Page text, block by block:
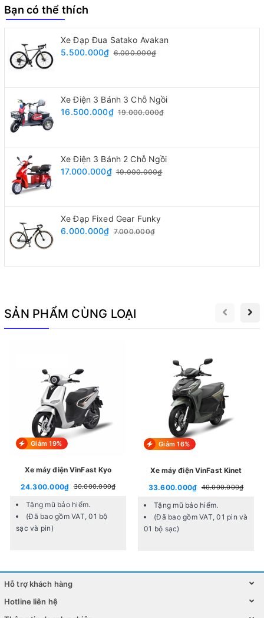
Với bình điện dung lượng lớn,xe đạp điện m133
tượng của sự đẳng cấp và thời trang. Đặc biệt, khả năng di
chuyển lên đến 50km chỉ từ một lần sạc làm cho nó trở
Review Chi Tiết về Xe Đạp Điện M133
Nếu bạn muốn biết thêm về trải nghiệm sử dụng
Bạn có thể thích
Xe Đạp Đua Satako Avakan
5.500.000₫ 6.000.000₫
Xe Điện 3 Bánh 3 Chỗ Ngồi
16.500.000₫ 19.000.000₫
Xe Điện 3 Bánh 2 Chỗ Ngồi
17.000.000₫ 19.000.000₫
Xe Đạp Fixed Gear Funky
6.000.000₫ 7.000.000₫
SẢN PHẨM CÙNG LOẠI
Giảm 19%
Xe máy điện VinFast Kyo
24.300.000₫ 30.000.000₫
Tặng mũ bảo hiểm.
(Đã bao gồm VAT, 01 bộ
sạc và pin)
Giảm 16%
Xe máy điện VinFast Kinet
33.600.000₫ 40.000.000₫
Tặng mũ bảo hiểm.
(Đã bao gồm VAT, 01 pin và
01 bộ sạc)
Hỗ trợ khách hàng
Hotline liên hệ